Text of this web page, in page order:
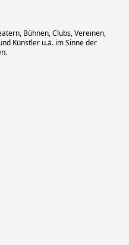
Bühnen, Clubs, Vereinen,
Künstler u.ä. im Sinne der